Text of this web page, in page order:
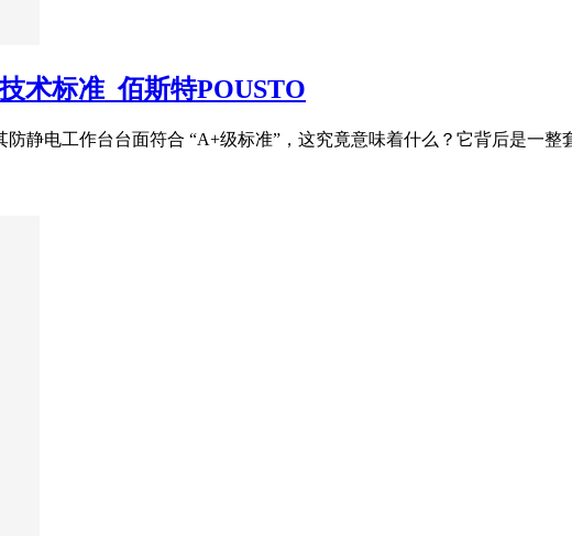
术标准_佰斯特POUSTO
静电工作台台面符合 “A+级标准”，这究竟意味着什么？它背后是一